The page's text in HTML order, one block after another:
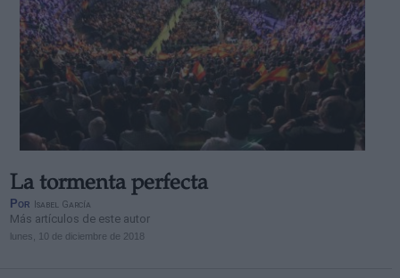
La tormenta perfecta
Por Isabel García
Más artículos de este autor
lunes, 10 de diciembre de 2018